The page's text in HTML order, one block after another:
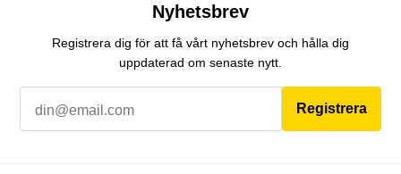
Nyhetsbrev
Registrera dig för att få vårt nyhetsbrev och hålla dig
uppdaterad om senaste nytt.
Registrera